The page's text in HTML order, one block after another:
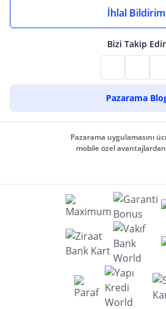
İhlal
Bizi Takip
Pazarama
Pazarama uygulamasını
mobile özel